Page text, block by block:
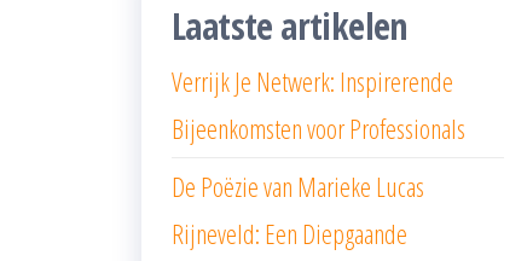
Laatste artikelen
Verrijk Je Netwerk: Inspirerende
Bijeenkomsten voor Professionals
De Poëzie van Marieke Lucas
Rijneveld: Een Diepgaande